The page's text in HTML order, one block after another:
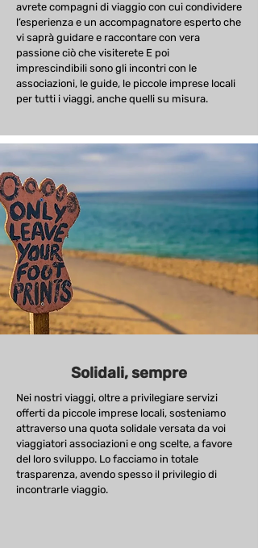
avrete compagni di viaggio con cui condividere
l’esperienza e un accompagnatore esperto che
vi saprà guidare e raccontare con vera
passione ciò che visiterete E poi
imprescindibili sono gli incontri con le
associazioni, le guide, le piccole imprese locali
per tutti i viaggi, anche quelli su misura.
Solidali, sempre
Nei nostri viaggi, oltre a privilegiare servizi
offerti da piccole imprese locali, sosteniamo
attraverso una quota solidale versata da voi
viaggiatori associazioni e ong scelte, a favore
del loro sviluppo. Lo facciamo in totale
trasparenza, avendo spesso il privilegio di
incontrarle viaggio.